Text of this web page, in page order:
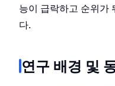
능이 급락하고 순위가
다.
연구 배경 및